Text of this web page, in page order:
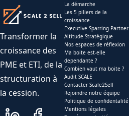
Transformer la
croissance des
PME et ETI, de la
structuration à
la cession.
La démarche
Les 5 piliers de la
croissance
Executive Sparring Partner
Altitude Stratégique
Nos espaces de réflexion
Ma boite est-elle
dependante ?
Combien vaut ma boite ?
Audit SCALE
Contacter Scale2Sell
Rejoindre notre équipe
Politique de confidentalité
Mentions légales